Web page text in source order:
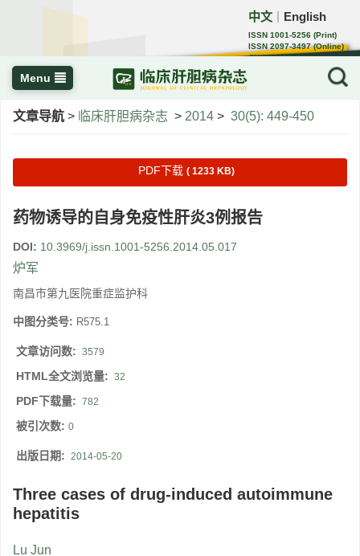
中文 English
ISSN 1001-5256 (Print)
ISSN 2097-3497 (Online)
CN 22-1108/R
Menu
文章导航 > 临床肝胆病杂志 > 2014 > 30(5): 449-450
PDF下载 ( 1233 KB)
药物诱导的自身免疫性肝炎3例报告
DOI: 10.3969/j.issn.1001-5256.2014.05.017
炉军
南昌市第九医院重症监护科
中图分类号: R575.1
文章访问数: 3579
HTML全文浏览量: 32
PDF下载量: 782
被引次数: 0
出版日期: 2014-05-20
Three cases of drug-induced autoimmune
hepatitis
Lu Jun